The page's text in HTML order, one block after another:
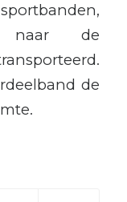
naar de
de